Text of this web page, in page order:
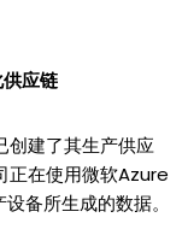
应链
创建了其生产供应
正在使用微软Azure
备所生成的数据。